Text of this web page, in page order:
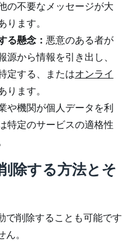
の不要なメッセージが大
ます。
る懸念： 悪意のある者が
から情報を引き出し、
定する、またはオンライ
ります。
や機関が個人データを利
特定のサービスの適格性
除する方法とそ
で削除することも可能です
。